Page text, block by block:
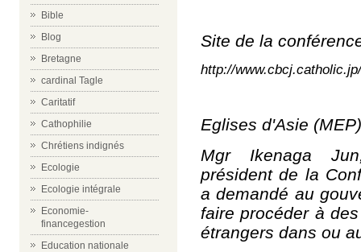
Bible
Blog
Bretagne
cardinal Tagle
Caritatif
Cathophilie
Chrétiens indignés
Ecologie
Ecologie intégrale
Economie-
financegestion
Education nationale
Site de la
http://
Eglises d'Asie
Mgr Ikenaga
président de la
a demandé au
faire procéder à
étrangers dans ou